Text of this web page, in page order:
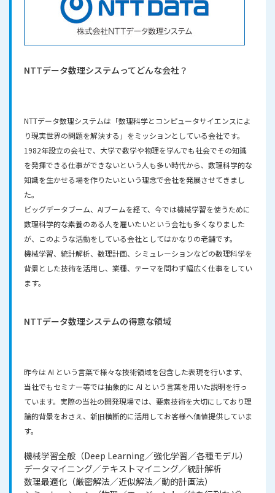
NTTデータ数理システムってどんな会社？
NTTデータ数理システムは「数理科学とコンピュータサイエンスによ
り現実世界の問題を解決する」をミッションとしている会社です。
1982年設立の会社で、大学で数学や物理を学んでも社会でその知識
を発揮できる仕事ができないという人も多い時代から、数理科学的な
知識を生かせる場を作りたいという理念で会社を発展させてきまし
た。
ビッグデータブーム、AIブームを経て、今では機械学習を使うために
数理科学的な素養のある人を雇いたいという会社も多くなりました
が、このような活動をしている会社としてはかなりの老舗です。
機械学習、統計解析、数理計画、シミュレーションなどの数理科学を
背景とした技術を活用し、業種、テーマを問わず幅広く仕事をしてい
ます。
NTTデータ数理システムの得意な領域
昨今は AI という言葉で様々な技術領域を包含した表現を行います、
当社でもセミナー等では抽象的に AI という言葉を用いた説明を行っ
ています。実際の当社の開発現場では、要素技術を大切にしており理
論的背景をおさえ、新旧横断的に活用してお客様へ価値提供していま
す。
機械学習全般（Deep Learning／強化学習／各種モデル）
データマイニング／テキストマイニング／統計解析
数理最適化（厳密解法／近似解法／動的計画法）